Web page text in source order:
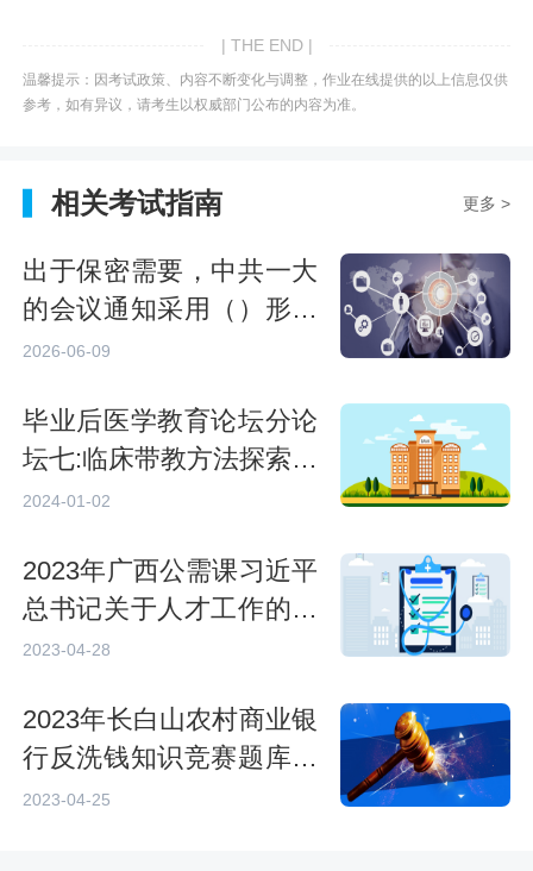
| THE END |
温馨提示：因考试政策、内容不断变化与调整，作业在线提供的以上信息仅供
参考，如有异议，请考生以权威部门公布的内容为准。
相关考试指南 更多 >
出于保密需要，中共一大
的会议通知采用（）形式
发出，其中包含大量隐
2026-06-09
毕业后医学教育论坛分论
坛七:临床带教方法探索与
实践
2024-01-02
2023年广西公需课习近平
总书记关于人才工作的重
要论述试题分享
2023-04-28
2023年长白山农村商业银
行反洗钱知识竞赛题库答
案
2023-04-25